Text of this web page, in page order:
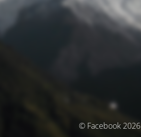
© Facebook 2026